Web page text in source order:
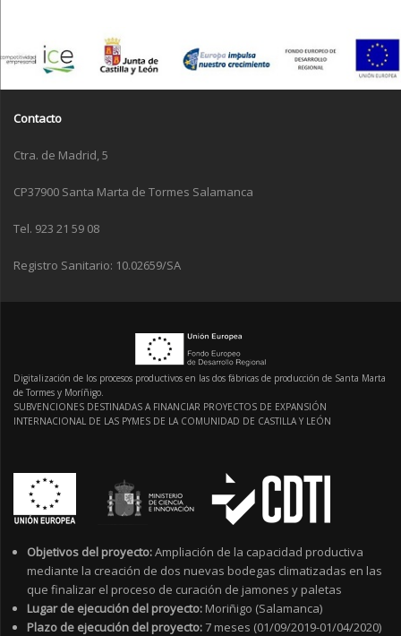
Contacto
Ctra. de Madrid, 5
CP37900 Santa Marta de Tormes Salamanca
Tel. 923 21 59 08
Registro Sanitario: 10.02659/SA
Digitalización de los procesos productivos en las dos fábricas de producción de Santa Marta
de Tormes y Moríñigo.
SUBVENCIONES DESTINADAS A FINANCIAR PROYECTOS DE EXPANSIÓN
INTERNACIONAL DE LAS PYMES DE LA COMUNIDAD DE CASTILLA Y LEÓN
Objetivos del proyecto:Ampliación de la capacidad productiva
mediante la creación de dos nuevas bodegas climatizadas en las
que finalizar el proceso de curación de jamones y paletas
Lugar de ejecución del proyecto: Moriñigo (Salamanca)
Plazo de ejecución del proyecto:7 meses (01/09/2019-01/04/2020)